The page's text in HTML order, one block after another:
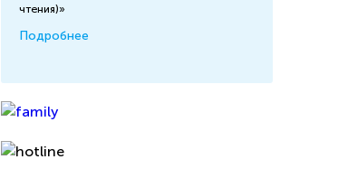
чтения)»
Подробнее